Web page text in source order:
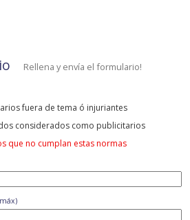
Rellena y envía el formulario!
fuera de tema ó injuriantes
considerados como publicitarios
que no cumplan estas normas